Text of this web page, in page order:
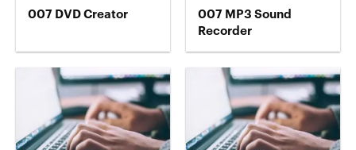
007 DVD Creator
007 MP3 Sound
Recorder